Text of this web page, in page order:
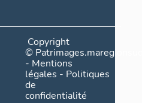
Copyright
©
- Mentions
légales - Politiques
de
confidentialité